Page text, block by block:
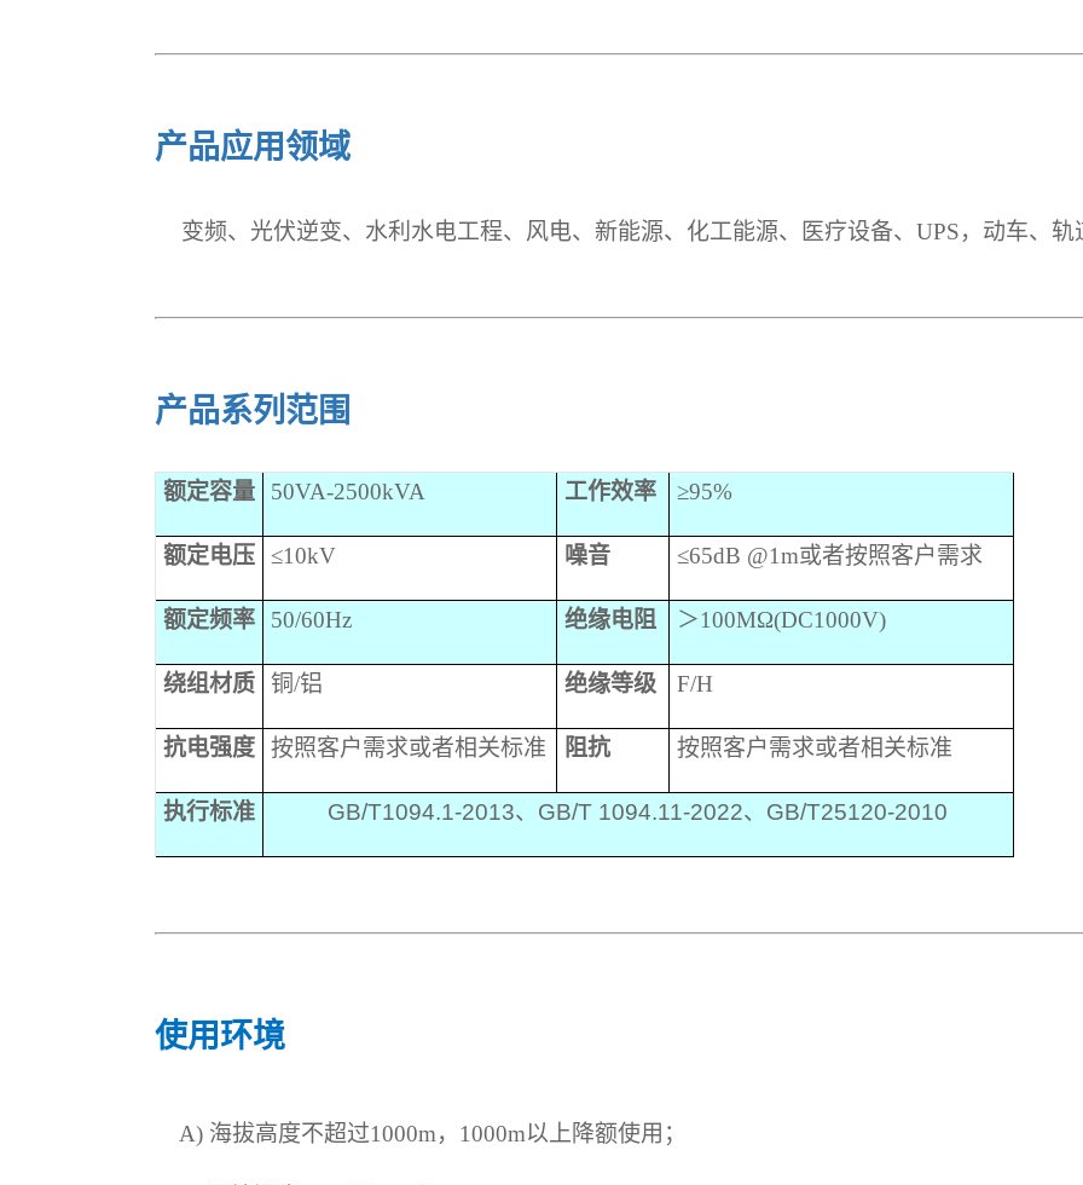
产品应用领域
变频、光伏逆变、水利水电工程、风电、新能源、化工能源、医疗设备、 UPS，动车、轨
产品系列范围
额定容量 50VA-2500kVA 工作效率 ≥95%
额定电压 ≤10kV 噪音 ≤65dB @1m或者按照客户需求
额定频率 50/60Hz 绝缘电阻 ＞100MΩ(DC1000V)
绕组材质 铜/铝 绝缘等级 F/H
抗电强度 按照客户需求或者相关标准 阻抗 按照客户需求或者相关标准
执行标准 GB/T1094.1-2013、 GB/T 1094.11-2022、 GB/T25120-2010
使用环境
A) 海拔高度不超过1000m，1000m以上降额使用；